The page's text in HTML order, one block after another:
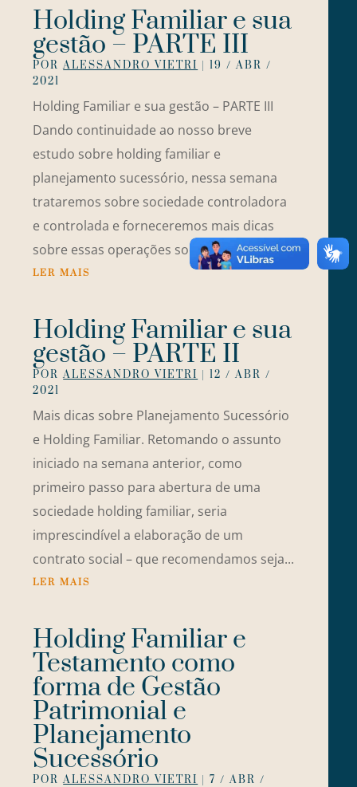
Holding Familiar e sua
gestão – PARTE III
PORALESSANDRO VIETRI |19 / ABR /
2021
Holding Familiar e sua gestão – PARTE III
Dando continuidade ao nosso breve
estudo sobre holding familiar e
planejamento sucessório, nessa semana
trataremos sobre sociedade controladora
e controlada e forneceremos mais dicas
sobre essas operações societárias, para...
LER MAIS
Holding Familiar e sua
gestão – PARTE II
PORALESSANDRO VIETRI |12 / ABR /
2021
Mais dicas sobre Planejamento Sucessório
e Holding Familiar. Retomando o assunto
iniciado na semana anterior, como
primeiro passo para abertura de uma
sociedade holding familiar, seria
imprescindível a elaboração de um
contrato social – que recomendamos seja...
LER MAIS
Holding Familiar e
Testamento como
forma de Gestão
Patrimonial e
Planejamento
Sucessório
PORALESSANDRO VIETRI |7 / ABR /